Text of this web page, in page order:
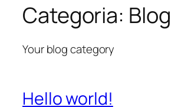
Categoria: Blog
Your blog category
Hello world!